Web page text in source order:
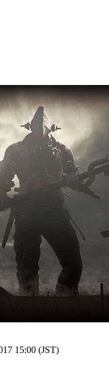
15:00 (JST)